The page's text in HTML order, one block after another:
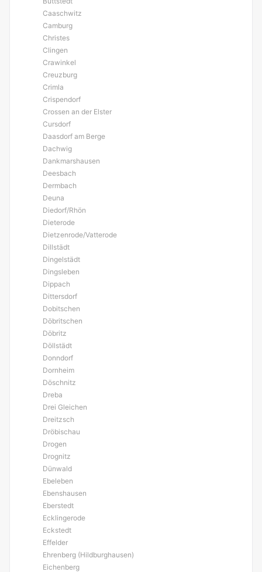
Caaschwitz
Camburg
Christes
Clingen
Crawinkel
Creuzburg
Crimla
Crispendorf
Crossen an der Elster
Cursdorf
Daasdorf am Berge
Dachwig
Dankmarshausen
Deesbach
Dermbach
Deuna
Diedorf/Rhön
Dieterode
Dietzenrode/Vatterode
Dillstädt
Dingelstädt
Dingsleben
Dippach
Dittersdorf
Dobitschen
Döbritschen
Döbritz
Döllstädt
Donndorf
Dornheim
Döschnitz
Dreba
Drei Gleichen
Dreitzsch
Dröbischau
Drogen
Drognitz
Dünwald
Ebeleben
Ebenshausen
Eberstedt
Ecklingerode
Eckstedt
Effelder
Ehrenberg (Hildburghausen)
Eichenberg